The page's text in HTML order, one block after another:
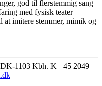
god til flerstemmig sang
med fysisk teater
imitere stemmer, mimik og
DK-1103 Kbh. K +45 2049